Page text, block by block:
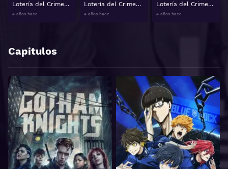
Lotería del Crimen Temporada 1 Capitulo 22
4 años hace
Lotería del Crimen Temporada 1 Capitulo 23
4 años hace
Lotería del Crimen Temporada 1 Capitulo 24
4 años hace
Capitulos